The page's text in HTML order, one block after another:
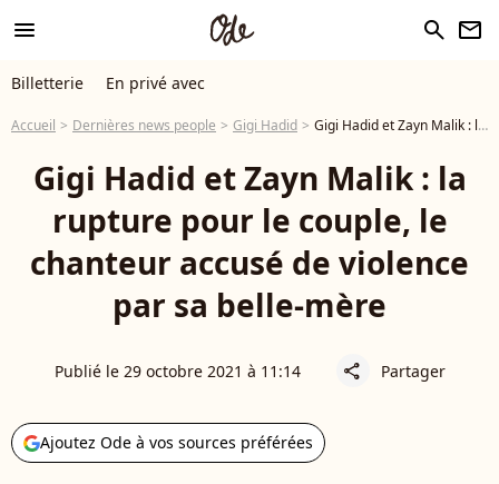
menu search newsletter
Billetterie En privé avec
Accueil Dernières news people Gigi Hadid Gigi Hadid et Zayn Malik : la rupture pour le couple, le chanteur accusé de violence par sa belle-mère
Gigi Hadid et Zayn Malik : la
rupture pour le couple, le
chanteur accusé de violence
par sa belle-mère
Publié le 29 octobre 2021 à 11:14 share Partager
Ajoutez Ode à vos sources préférées